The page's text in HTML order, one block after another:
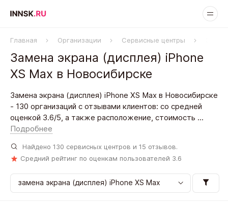
Главная Организации Сервисные центры
Замена экрана (дисплея) iPhone
XS Max в Новосибирске
Замена экрана (дисплея) iPhone XS Max в Новосибирске
- 130 организаций с отзывами клиентов: со средней
оценкой 3.6/5, а также расположение, стоимость ...
Подробнее
Найдено 130 сервисных центров и 15 отзывов.
Средний рейтинг по оценкам пользователей 3.6